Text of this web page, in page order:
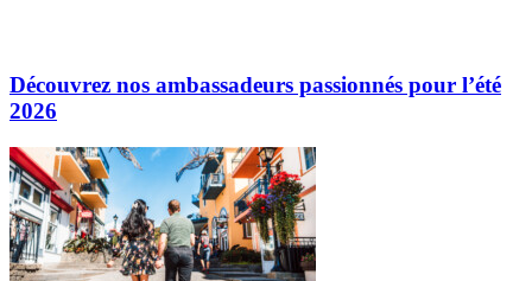
Découvrez nos ambassadeurs passionnés pour l’été
2026